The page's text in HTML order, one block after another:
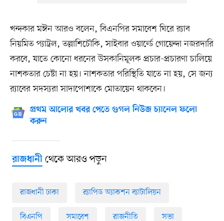
খন্দকার মঈন আরও বলেন, বিএনপির সমাবেশ ঘিরে র‌্যাব
নিয়মিত প্যাট্রল, তল্লাশিচৌকি, সাইবার ওয়ার্ল্ডে গোয়েন্দা নজরদারি
করবে, যাতে কোনো ধরনের উসকানিমূলক প্রচার-প্রচারণা চালিয়ে
নাশকতার চেষ্টা না হয়। নাশকতার পরিস্থিতি যাতে না হয়, সে জন্য
র‌্যাবের সদস্যরা সাদাপোশাকে মোতায়েন থাকবেন।
প্রথম আলোর খবর পেতে গুগল নিউজ চ্যানেল ফলো
করুন
রাজধানীথেকে আরও পড়ুন
রাজধানী ঢাকা র‌্যাপিড অ্যাকশন ব্যাটালিয়ন
বিএনপি সমাবেশ রাজনীতি সভা